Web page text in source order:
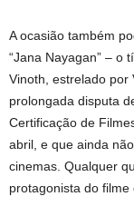
A ocasião também
“Jana Nayagan” – o
Vinoth, estrelado por
prolongada disputa
Certificação de
abril, e que ainda
cinemas. Qualquer
protagonista do filme